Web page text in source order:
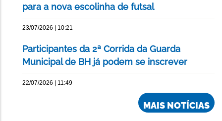
para a nova escolinha de futsal
23/07/2026 | 10:21
Participantes da 2ª Corrida da Guarda
Municipal de BH já podem se inscrever
22/07/2026 | 11:49
MAIS NOTÍCIAS